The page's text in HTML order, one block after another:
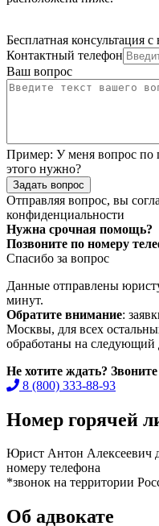
Бесплатная консультация
Контактный телефон
Ваш вопрос
Пример: У меня вопрос по
этого нужно?
Задать вопрос
Отправляя вопрос, вы
конфиденциальности
Нужна срочная помощь?
Позвоните по номеру
Спасибо за вопрос
Данные отправлены
минут.
Обратите внимание:
Москвы, для всех
обработаны на следующий
Не хотите ждать?
8 (800) 333-88-93
Номер горячей
Юрист Антон Алексеевич
номеру телефона
*звонок на территории
Об адвокате